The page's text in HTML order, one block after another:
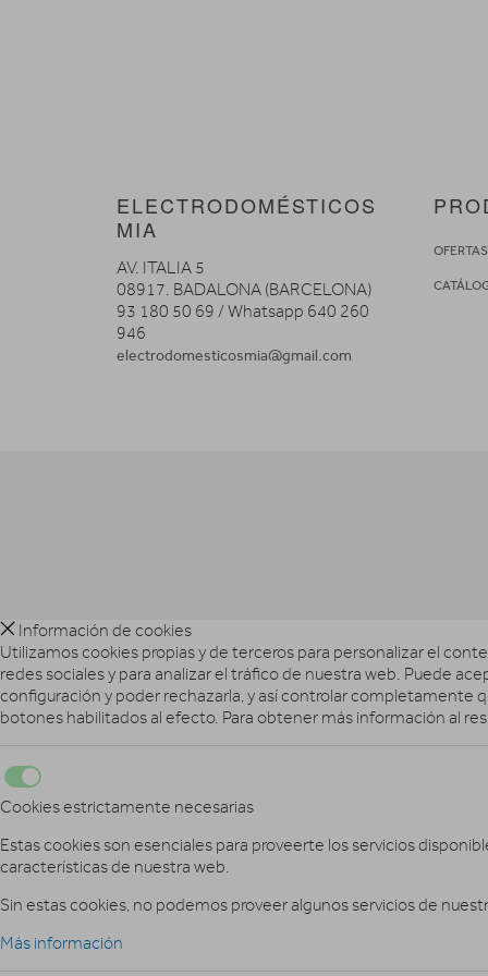
ELECTRODOMÉSTICOS
MIA
AV. ITALIA 5
08917. BADALONA (BARCELONA)
93 180 50 69 / Whatsapp 640 260
946
electrodomesticosmia@gmail.com
OFERTAS
Información de cookies
Utilizamos cookies propias y de terceros para personalizar el
redes sociales y para analizar el tráfico de nuestra web. Puede
configuración y poder rechazarla, y así controlar completamente
botones habilitados al efecto. Para obtener más información al
Cookies estrictamente necesarias
Estas cookies son esenciales para proveerte los servicios
características de nuestra web.
Sin estas cookies, no podemos proveer algunos servicios de
Más información